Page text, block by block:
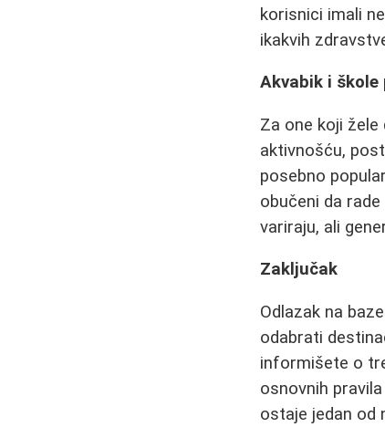
korisnici imali
ikakvih
Akvabik i škole
Za one koji žele
aktivnošću,
posebno
obučeni da
variraju, ali
Zaključak
Odlazak na
odabrati
informišete o
osnovnih
ostaje jedan od